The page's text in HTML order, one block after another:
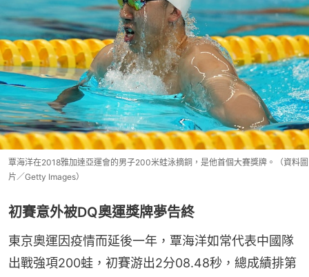
覃海洋在2018雅加達亞運會的男子200米蛙泳摘銅，是他首個大賽獎牌。（資料圖
片／Getty Images）
初賽意外被DQ奧運獎牌夢告終
東京奧運因疫情而延後一年，覃海洋如常代表中國隊
出戰強項200蛙，初賽游出2分08.48秒，總成績排第